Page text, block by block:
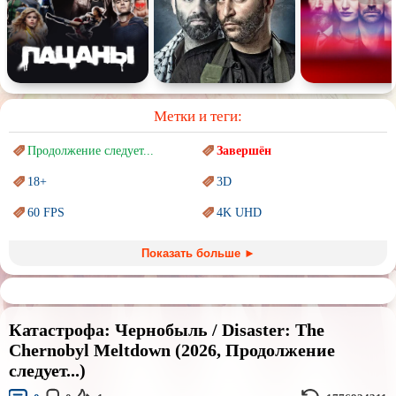
Метки и теги:
Продолжение следует... Завершён
18+ 3D
60 FPS 4K UHD
Marvel PIXAR
Sci-Fi (Научнаяфантастика) Trash (трэш) movies
Авангард иСюрреализм Ангелы и Демоны
Аниме
Показать больше ►
Катастрофа: Чернобыль / Disaster: The
Chernobyl Meltdown (2026, Продолжение
следует...)